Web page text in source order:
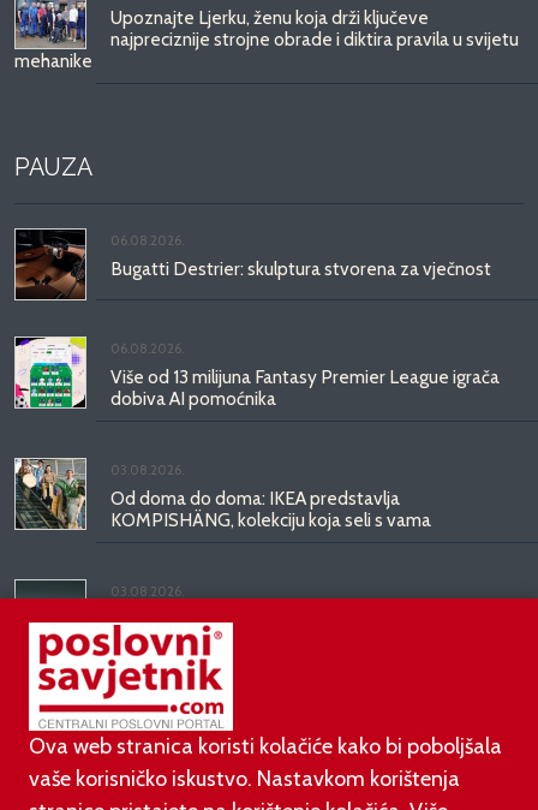
Upoznajte Ljerku, ženu koja drži ključeve
najpreciznije strojne obrade i diktira pravila u svijetu
mehanike
PAUZA
06.08.2026.
Bugatti Destrier: skulptura stvorena za vječnost
06.08.2026.
Više od 13 milijuna Fantasy Premier League igrača
dobiva AI pomoćnika
03.08.2026.
Od doma do doma: IKEA predstavlja
KOMPISHÄNG, kolekciju koja seli s vama
03.08.2026.
Kineski BYD predstavio luksuznu limuzinu veću od
Mercedesove S-klase, obećava domet do 1.000
kilometara
Ova web stranica koristi kolačiće kako bi poboljšala
vaše korisničko iskustvo. Nastavkom korištenja